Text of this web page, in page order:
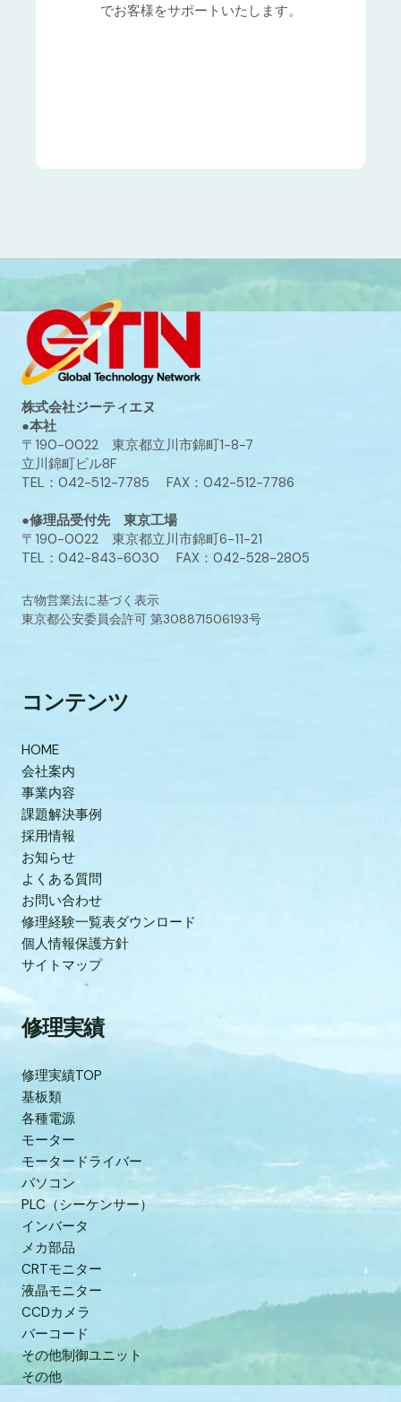
でお客様をサポートいたします。
株式会社ジーティエヌ
●本社
〒190-0022 東京都立川市錦町1-8-7
立川錦町ビル8F
TEL：042-512-7785 FAX：042-512-7786
●修理品受付先 東京工場
〒190-0022 東京都立川市錦町6-11-21
TEL：042-843-6030 FAX：042-528-2805
古物営業法に基づく表示
東京都公安委員会許可 第308871506193号
コンテンツ
HOME
会社案内
事業内容
課題解決事例
採用情報
お知らせ
よくある質問
お問い合わせ
修理経験一覧表ダウンロード
個人情報保護方針
サイトマップ
修理実績
修理実績TOP
基板類
各種電源
モーター
モータードライバー
パソコン
PLC（シーケンサー）
インバータ
メカ部品
CRTモニター
液晶モニター
CCDカメラ
バーコード
その他制御ユニット
その他